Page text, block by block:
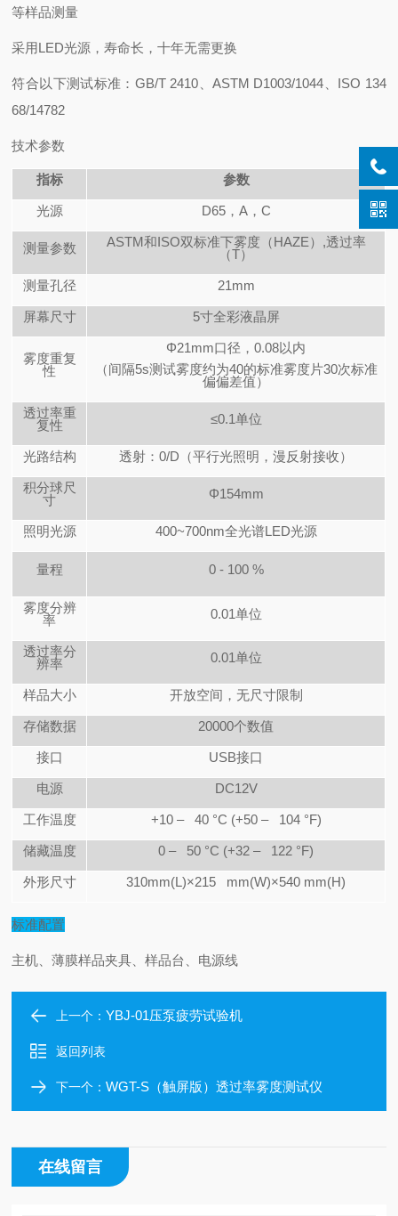
等样品测量
采用LED光源，寿命长，十年无需更换
符合以下测试标准：GB/T 2410、ASTM D1003/1044、ISO 134
68/14782
技术参数
指标 参数
光源 D65，A，C
测量参数 ASTM和ISO双标准下雾度（HAZE）,透过率
（T）
测量孔径 21mm
屏幕尺寸 5寸全彩液晶屏
雾度重复
性
Φ21mm口径，0.08以内
（间隔5s测试雾度约为40的标准雾度片30次标准
偏偏差值）
透过率重
复性
≤0.1单位
光路结构 透射：0/D（平行光照明，漫反射接收）
积分球尺
寸
Φ154mm
照明光源 400~700nm全光谱LED光源
量程 0 - 100 %
雾度分辨
率
0.01单位
透过率分
辨率
0.01单位
样品大小 开放空间，无尺寸限制
存储数据 20000个数值
接口 USB接口
电源 DC12V
工作温度 +10 –40 °C (+50 –104 °F)
储藏温度 0–50 °C (+32–122 °F)
外形尺寸 310mm(L)×215 mm(W)×540 mm(H)
标准配置
主机、薄膜样品夹具、样品台、电源线
上一个：YBJ-01压泵疲劳试验机
返回列表
下一个：WGT-S（触屏版）透过率雾度测试仪
在线留言